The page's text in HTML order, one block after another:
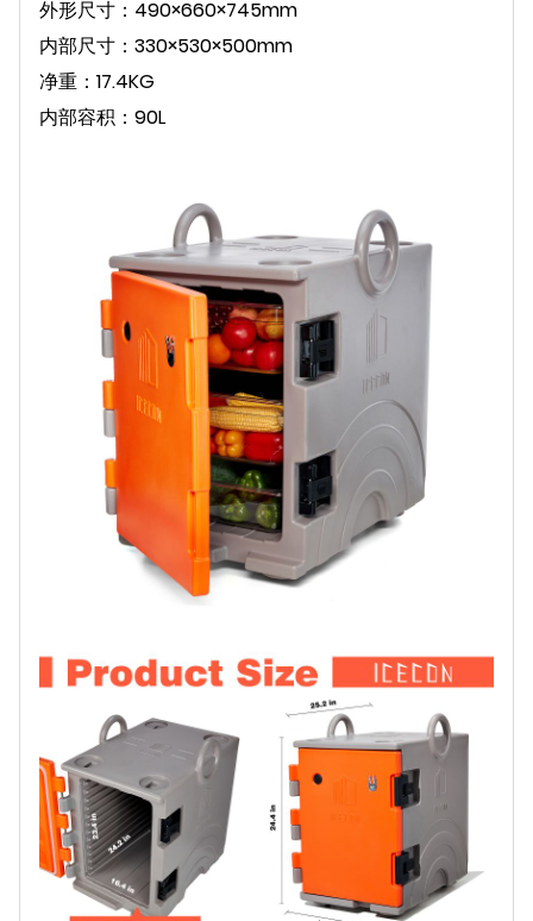
外形尺寸：490×660×745mm
内部尺寸：330×530×500mm
净重：17.4KG
内部容积：90L